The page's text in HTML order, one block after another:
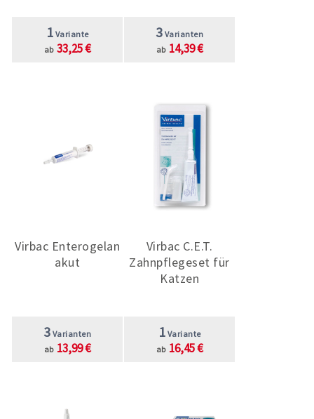
1 Variante
ab 33,25 €
3 Varianten
ab 14,39 €
Virbac Enterogelan
akut
3 Varianten
ab 13,99 €
Virbac C.E.T.
Zahnpflegeset für
Katzen
1 Variante
ab 16,45 €